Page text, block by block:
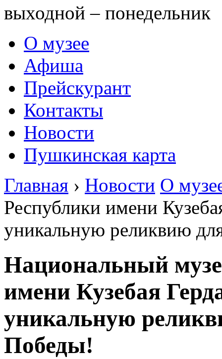
выходной – понедельник
О музее
Афиша
Прейскурант
Контакты
Новости
Пушкинская карта
Главная › Новости О
Республики имени
уникальную реликвию
Национальный
имени Кузебая
уникальную
Победы!